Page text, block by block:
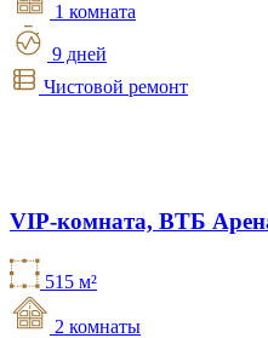
1 комната
9 дней
Чистовой ремонт
VIP-комната, ВТБ
515 м²
2 комнаты